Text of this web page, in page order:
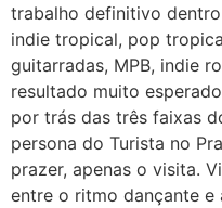
trabalho definitivo
indie tropical, pop
guitarradas, MPB, indie
resultado muito
por trás das três faixas
persona do Turista no
prazer, apenas o visita.
entre o ritmo dançante e